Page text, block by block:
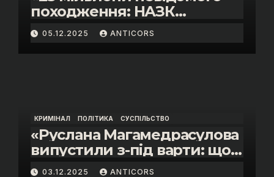
походження: НАЗК
викрило розкішне життя
інспектора митниці “Тиса”
Василя Пупени»
05.12.2025 ANTICORS
КРИМІНАЛ ПОЛІТИКА СУСПІЛЬСТВО
«Руслана Магамедрасулова
випустили з-під варти: що
відбувалось у залі суду»
03.12.2025 ANTICORS